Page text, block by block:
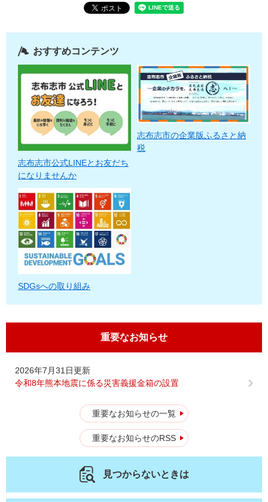
おすすめコンテンツ
志布志市公式LINEとお友だち
になりませんか
志布志市の企業版ふるさと納
税
SDGsへの取り組み
重要なお知らせ
2026年7月31日更新
令和8年熊本地震に係る災害義援金箱の設置
重要なお知らせの一覧
重要なお知らせのRSS
見つからないときは